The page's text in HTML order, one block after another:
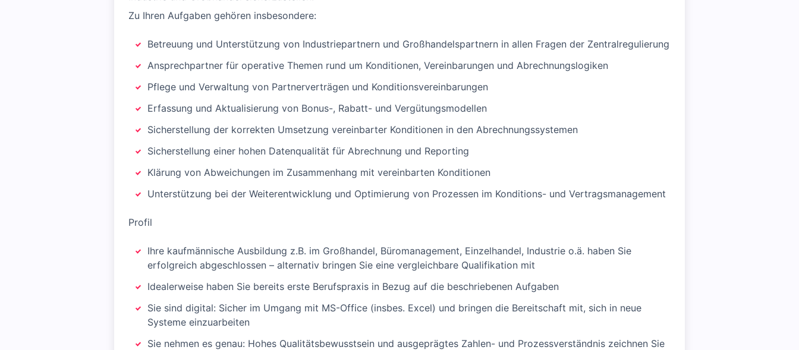
Zu Ihren Aufgaben gehören insbesondere:
Betreuung und Unterstützung von Industriepartnern und Großhandelspartnern in allen Fragen der Zentralregulierung
Ansprechpartner für operative Themen rund um Konditionen, Vereinbarungen und Abrechnungslogiken
Pflege und Verwaltung von Partnerverträgen und Konditionsvereinbarungen
Erfassung und Aktualisierung von Bonus-, Rabatt- und Vergütungsmodellen
Sicherstellung der korrekten Umsetzung vereinbarter Konditionen in den Abrechnungssystemen
Sicherstellung einer hohen Datenqualität für Abrechnung und Reporting
Klärung von Abweichungen im Zusammenhang mit vereinbarten Konditionen
Unterstützung bei der Weiterentwicklung und Optimierung von Prozessen im Konditions- und Vertragsmanagement
Profil
Ihre kaufmännische Ausbildung z.B. im Großhandel, Büromanagement, Einzelhandel, Industrie o.ä. haben Sie
erfolgreich abgeschlossen – alternativ bringen Sie eine vergleichbare Qualifikation mit
Idealerweise haben Sie bereits erste Berufspraxis in Bezug auf die beschriebenen Aufgaben
Sie sind digital: Sicher im Umgang mit MS-Office (insbes. Excel) und bringen die Bereitschaft mit, sich in neue
Systeme einzuarbeiten
Sie nehmen es genau: Hohes Qualitätsbewusstsein und ausgeprägtes Zahlen- und Prozessverständnis zeichnen Sie